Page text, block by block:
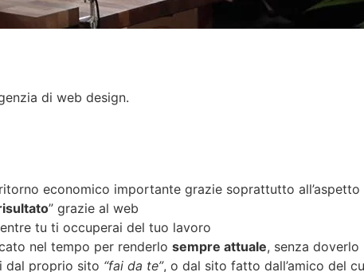
di web design.
economico importante grazie soprattutto all’aspetto
” grazie al web
tu ti occuperai del tuo lavoro
nel tempo per renderlo sempre attuale, senza
dal proprio sito “fai da te”, o dal sito fatto dall’amico del